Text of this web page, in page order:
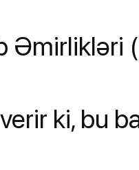
Əmirlikləri
ki, bu